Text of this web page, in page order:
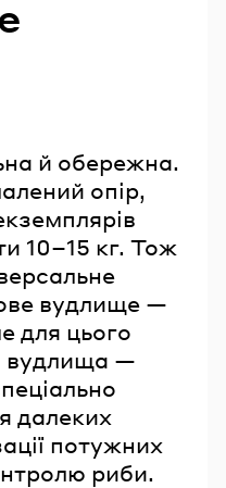
й обережна.
опір,
10–15 кг. Тож
вудлище —
для цього
вудлища —
далеких
потужних
риби.